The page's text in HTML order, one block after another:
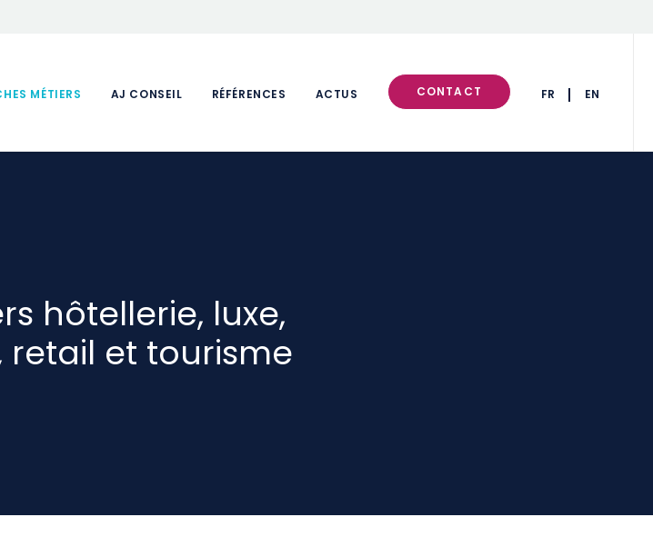
MÉTIERS AJ CONSEIL RÉFÉRENCES ACTUS CONTACT FR EN
hôtellerie, luxe,
retail et tourisme